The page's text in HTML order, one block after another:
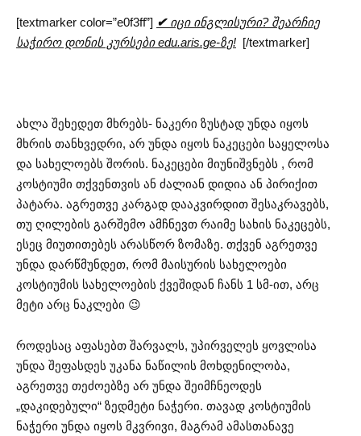
[textmarker color=”e0f3ff”] ✔იცი ინგლისური? შეარჩიე
საჭირო დონის კურსები edu.aris.ge-ზე! [/textmarker]
ახლა შეხედეთ მხრებს- ნაკერი ზუსტად უნდა იყოს
მხრის თანხვედრი, არ უნდა იყოს ნაკეცები საყელოსა
და სახელოებს შორის. ნაკეცები მიუნიშვნებს , რომ
კოსტიუმი თქვენთვის ან ძალიან დიდია ან პირიქით
პატარა. აგრეთვე კარგად დააკვირდით შესაკრავებს,
თუ ღილების გარშემო ამჩნევთ რაიმე სახის ნაკეცებს,
ესეც მიუთითებეს არასწორ ზომაზე. თქვენ აგრეთვე
უნდა დარწმუნდეთ, რომ მაისურის სახელოები
კოსტიუმის სახელოების ქვეშიდან ჩანს 1 სმ-ით, არც
მეტი არც ნაკლები 😉
როდესაც აფასებთ შარვალს, უპირველეს ყოვლისა
უნდა შეფასდეს უკანა ნაწილის მოხდენილობა,
აგრეთვე თეძოებზე არ უნდა შეიმჩნეოდეს
„დაკიდებული“ ზედმეტი ნაჭერი. თავად კოსტიუმის
ნაჭერი უნდა იყოს მკვრივი, მაგრამ ამასთანავე